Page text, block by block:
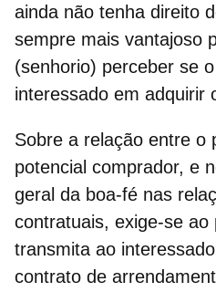
ainda não tenha direito
sempre mais vantajoso
(senhorio) perceber se
interessado em adquirir
Sobre a relação entre o
potencial comprador, e
geral da boa-fé nas
contratuais, exige-se ao
transmita ao
contrato de